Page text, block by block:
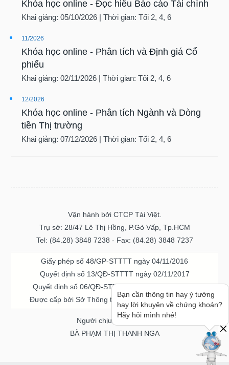
Khai giảng: 05/10/2026 | Thời gian: Tối 2, 4, 6
Khóa học online - Phân tích và Định giá Cổ
phiếu
Khai giảng: 02/11/2026 | Thời gian: Tối 2, 4, 6
Khóa học online - Phân tích Ngành và Dòng
tiền Thị trường
Khai giảng: 07/12/2026 | Thời gian: Tối 2, 4, 6
Trụ sở: 28/47 Lê Thị Hồng, P.Gò Vấp, Tp.HCM
Tel: (84.28) 3848 7238 - Fax: (84.28) 3848 7237
Quyết định số 13/QĐ-STTTT ngày 02/11/2017
Quyết định số 06/QĐ-STTTT-ICP ngày 20/07/2023
Được cấp bởi Sở Thông tin và Truyền thông TPHCM
Người chịu trách nhiệm
BÀ PHẠM THỊ THANH NGA
Bạn cần thông tin hay ý tưởng
hay lời khuyên về chứng khoán?
Hãy hỏi mình nhé!